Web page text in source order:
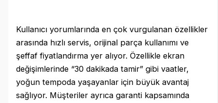
Kullanıcı yorumlarında en çok vurgulanan özellikler
arasında hızlı servis, orijinal parça kullanımı ve
şeffaf fiyatlandırma yer alıyor. Özellikle ekran
değişimlerinde “30 dakikada tamir” gibi vaatler,
yoğun tempoda yaşayanlar için büyük avantaj
sağlıyor. Müşteriler ayrıca garanti kapsamında